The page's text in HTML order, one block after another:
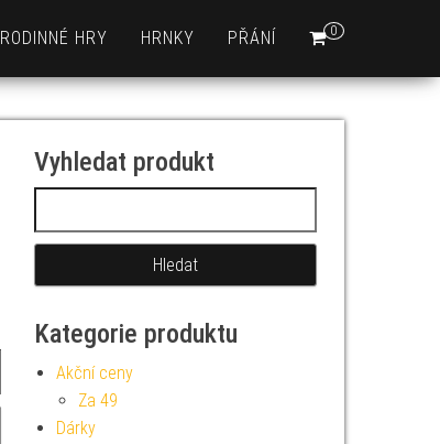
0
RODINNÉ HRY HRNKY PŘÁNÍ
Vyhledat produkt
Kategorie produktu
Akční ceny
Za 49
Dárky